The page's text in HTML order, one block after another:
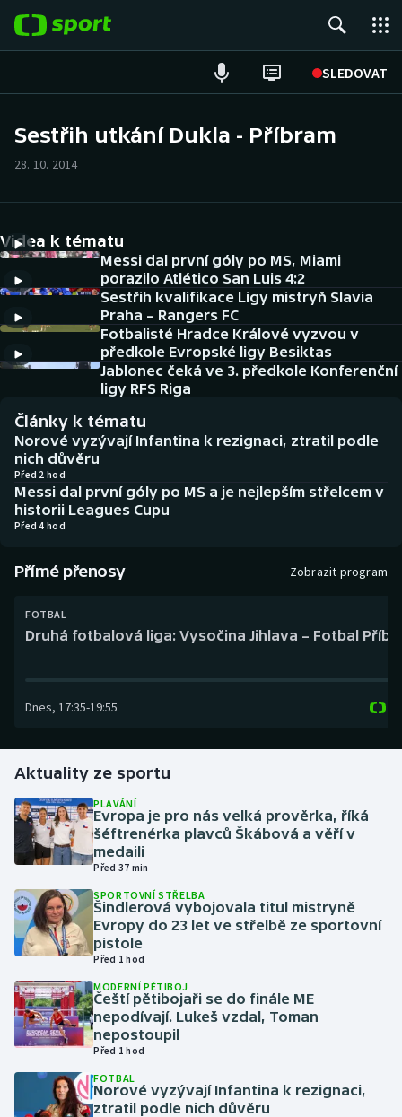
SLEDOVAT
Hokej
Tenis
Atletika
Cyklistika
DALŠÍ SPORTY
Americký fotbal
Baseball a softbal
Basketbal
Biatlon
Curling
Florbal
Golf
Gymnastika
Házená
Jezdectví
Krasobruslení
Lyže a snowboard
NEPŘEHLÉDNĚTE
Soutěže
Historické návraty
Aplikace ČT sport
Sestřih utkání Dukla - Příbram
28. 10. 2014
Videa k tématu
Messi dal první góly po MS, Miami
porazilo Atlético San Luis 4:2
Sestřih kvalifikace Ligy mistryň Slavia
Praha – Rangers FC
Fotbalisté Hradce Králové vyzvou v
předkole Evropské ligy Besiktas
Jablonec čeká ve 3. předkole Konferenční
ligy RFS Riga
Články k tématu
Norové vyzývají Infantina k rezignaci, ztratil podle
nich důvěru
Před 2 hod
Messi dal první góly po MS a je nejlepším střelcem v
historii Leagues Cupu
Před 4 hod
Přímé přenosy Zobrazit program
FOTBAL
Druhá fotbalová liga: Vysočina Jihlava – Fotbal
Dnes, 17:35-19:55
Aktuality ze sportu
PLAVÁNÍ
Evropa je pro nás velká prověrka, říká
šéftrenérka plavců Škábová a věří v
medaili
Před 37 min
SPORTOVNÍ STŘELBA
Šindlerová vybojovala titul mistryně
Evropy do 23 let ve střelbě ze sportovní
pistole
Před 1 hod
MODERNÍ PĚTIBOJ
Čeští pětibojaři se do finále ME
nepodívají. Lukeš vzdal, Toman
nepostoupil
Před 1 hod
FOTBAL
Norové vyzývají Infantina k rezignaci,
ztratil podle nich důvěru